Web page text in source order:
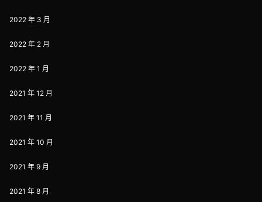
2022 年 3 月
2022 年 2 月
2022 年 1 月
2021 年 12 月
2021 年 11 月
2021 年 10 月
2021 年 9 月
2021 年 8 月